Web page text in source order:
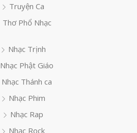
Truyện Ca
Thơ Phổ Nhạc
Nhạc Trịnh
Nhạc Phật Giáo
Nhạc Thánh ca
Nhạc Phim
Nhạc Rap
Nhạc Rock